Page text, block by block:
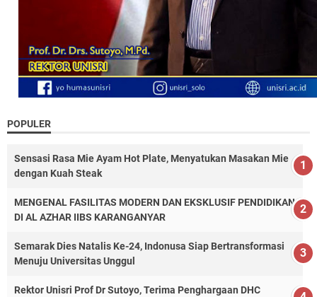
POPULER
Sensasi Rasa Mie Ayam Hot Plate, Menyatukan Masakan Mie
dengan Kuah Steak
MENGENAL FASILITAS MODERN DAN EKSKLUSIF PENDIDIKAN
DI AL AZHAR IIBS KARANGANYAR
Semarak Dies Natalis Ke-24, Indonusa Siap Bertransformasi
Menuju Universitas Unggul
Rektor Unisri Prof Dr Sutoyo, Terima Penghargaan DHC